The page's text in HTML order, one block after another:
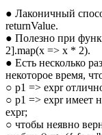
● Лаконичный
returnValue.
● Полезно при
2].map(x => x * 2).
● Есть несколько
некоторое время,
○ p1 => expr
○ p1 => expr имеет
expr;
○ чтобы неявно